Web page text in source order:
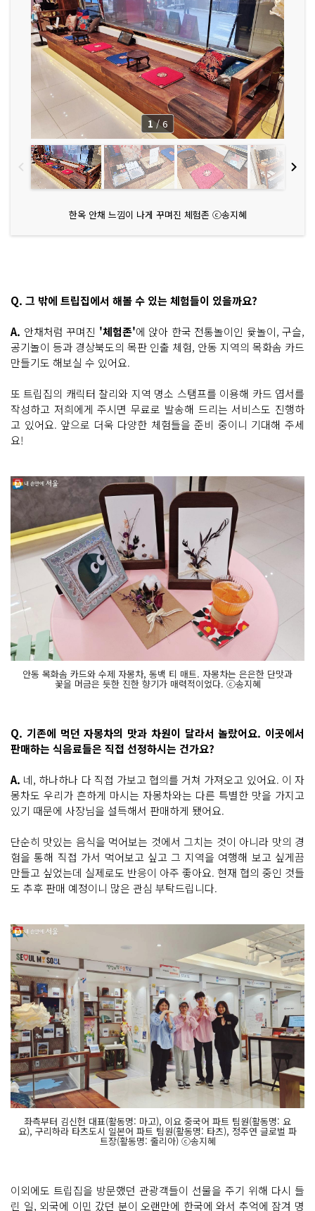
한옥 안채 느낌이 나게 꾸며진 체험존 ⓒ송지혜
1 / 6
Q. 그 밖에 트립집에서 해볼 수 있는 체험들이 있을까요?
A. 안채처럼 꾸며진 '체험존'에 앉아 한국 전통놀이인 윷놀이, 구슬,
공기놀이 등과 경상북도의 목판 인출 체험, 안동 지역의 목화솜 카드
만들기도 해보실 수 있어요.
또 트립집의 캐릭터 찰리와 지역 명소 스탬프를 이용해 카드 엽서를
작성하고 저희에게 주시면 무료로 발송해 드리는 서비스도 진행하
고 있어요. 앞으로 더욱 다양한 체험들을 준비 중이니 기대해 주세
요!
안동 목화솜 카드와 수제 자몽차, 동백 티 매트. 자몽차는 은은한 단맛과
꽃을 머금은 듯한 진한 향기가 매력적이었다. ⓒ송지혜
Q. 기존에 먹던 자몽차의 맛과 차원이 달라서 놀랐어요. 이곳에서
판매하는 식음료들은 직접 선정하시는 건가요?
A. 네, 하나하나 다 직접 가보고 협의를 거쳐 가져오고 있어요. 이 자
몽차도 우리가 흔하게 마시는 자몽차와는 다른 특별한 맛을 가지고
있기 때문에 사장님을 설득해서 판매하게 됐어요.
단순히 맛있는 음식을 먹어보는 것에서 그치는 것이 아니라 맛의 경
험을 통해 직접 가서 먹어보고 싶고 그 지역을 여행해 보고 싶게끔
만들고 싶었는데 실제로도 반응이 아주 좋아요. 현재 협의 중인 것들
도 추후 판매 예정이니 많은 관심 부탁드립니다.
좌측부터 김신헌 대표(활동명: 마고), 이요 중국어 파트 팀원(활동명: 요
요), 구리하라 타츠도시 일본어 파트 팀원(활동명: 타츠), 정주연 글로벌 파
트장(활동명: 줄리아) ⓒ송지혜
이외에도 트립집을 방문했던 관광객들이 선물을 주기 위해 다시 들
린 일, 외국에 이민 갔던 분이 오랜만에 한국에 와서 추억에 잠겨 명